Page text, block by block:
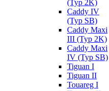
(Typ 2K)
Caddy IV
(Typ SB)
Caddy Maxi
III (Typ 2K)
Caddy Maxi
IV (Typ SB)
Tiguan I
Tiguan II
Touareg I